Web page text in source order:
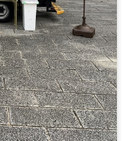
ド、レモネードスカ
ン、ホットココア、
ジュース、ティーソ
ティー、アイスコー
、おにぎり 400
ールカクテル、果肉
汁セット、おにぎ
）、冷やしわらびも
）、煮魚弁当